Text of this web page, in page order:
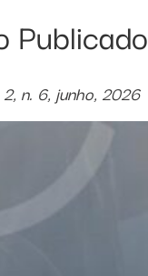
Publicado
n. 6, junho, 2026